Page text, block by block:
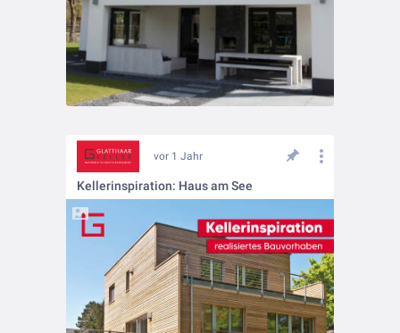
vor 1 Jahr
Kellerinspiration: Haus am See